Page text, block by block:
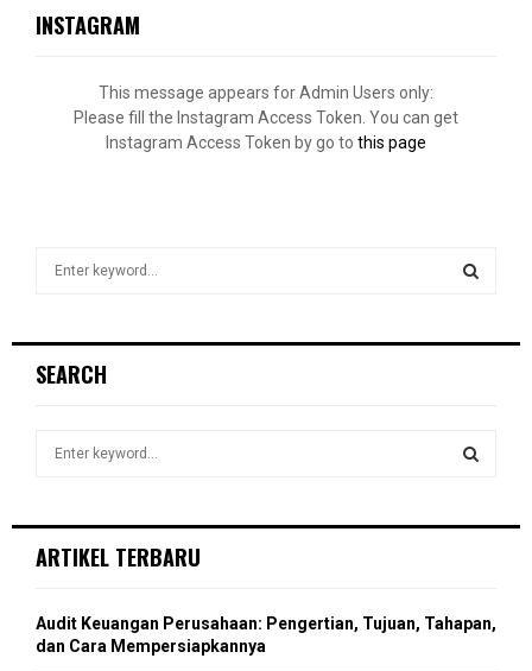
INSTAGRAM
This message appears for Admin Users only:
Please fill the Instagram Access Token. You can get
Instagram Access Token by go to this page
h
R
SEARCH
h
o
r
ARTIKEL TERBARU
Audit Keuangan Perusahaan: Pengertian, Tujuan, Tahapan,
dan Cara Mempersiapkannya